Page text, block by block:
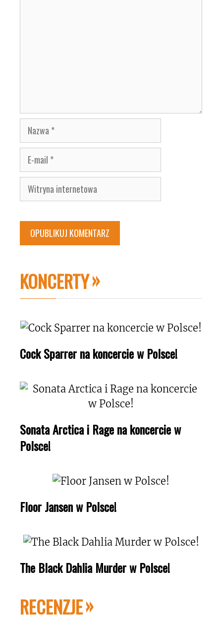
Nazwa
E-
mail
Witryna
internetowa
KONCERTY
Cock Sparrer na koncercie w Polsce!
Sonata Arctica i Rage na koncercie w
Polsce!
Floor Jansen w Polsce!
The Black Dahlia Murder w Polsce!
RECENZJE